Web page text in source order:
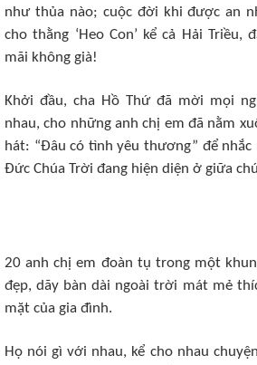
như thủa nào; cuộc đời khi được an
cho thằng ‘Heo Con’ kể cả Hải Triều,
mãi không già!
Khởi đầu, cha Hồ Thứ đã mời mọi
nhau, cho những anh chị em đã nằm
hát: “Đâu có tình yêu thương” để
Đức Chúa Trời đang hiện diện ở giữa
20 anh chị em đoàn tụ trong một
đẹp, dãy bàn dài ngoài trời mát mẻ
mặt của gia đình.
Họ nói gì với nhau, kể cho nhau